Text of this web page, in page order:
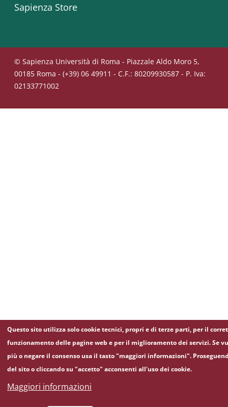
Sapienza Store
© Sapienza Università di Roma - Piazzale Aldo Moro 5,
00185 Roma - (+39) 06 49911 - C.F.: 80209930587 - P. Iva:
02133771002
Questo sito utilizza solo cookie tecnici, propri e di terze parti, per il
funzionamento delle pagine web e per il miglioramento dei servizi. Se
più o negare il consenso usa il tasto "maggiori informazioni".
del sito o cliccando su "accetto" acconsenti all'uso dei cookie.
Maggiori informazioni